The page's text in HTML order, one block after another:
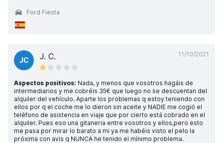
Ford Fiesta
11/10/2021
JC J. C.
Aspectos positivos: Nada, y menos que vosotros hagáis de
intermediarios y me cobréis 35€ que luego no se descuentan del
alquiler del vehículo. Aparte los problemas q estoy teniendo con
ellos por q el coche me lo dieron sin aceite y NADIE me cogió el
teléfono de asistencia en viaje que por cierto está cobrado en el
alquiler. Pues eso una gitaneria entre vosotros y ellos,pero esto
me pasa por mirar lo barato a mi ya me habéis visto el pelo la
próxima con avis q NUNCA he tenido el mínimo problema.